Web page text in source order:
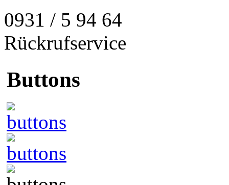
0931 / 5 94 64
Rückrufservice
Buttons